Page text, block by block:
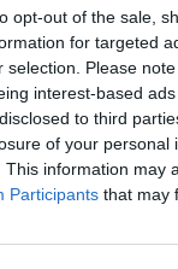
opt-out of the sale,
for targeted
selection. Please
interest-based
to third
of your personal
This information may
Participants that may
του
- 8 Οκτωβρίου 2024
τον
για
Γυναικών με